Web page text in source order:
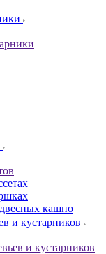
кашпо
и кустарников
и кустарников